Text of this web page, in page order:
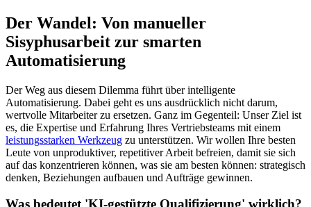
Der Wandel: Von manueller
Sisyphusarbeit zur smarten
Automatisierung
Der Weg aus diesem Dilemma führt über intelligente
Automatisierung. Dabei geht es uns ausdrücklich nicht darum,
wertvolle Mitarbeiter zu ersetzen. Ganz im Gegenteil: Unser Ziel ist
es, die Expertise und Erfahrung Ihres Vertriebsteams mit einem
leistungsstarken Werkzeug zu unterstützen. Wir wollen Ihre besten
Leute von unproduktiver, repetitiver Arbeit befreien, damit sie sich
auf das konzentrieren können, was sie am besten können: strategisch
denken, Beziehungen aufbauen und Aufträge gewinnen.